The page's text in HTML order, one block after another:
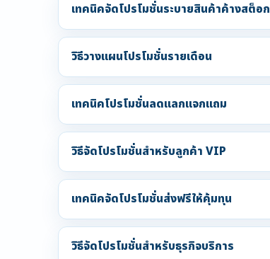
เทคนิคจัดโปรโมชั่นระบายสินค้าค้างสต็อก
วิธีวางแผนโปรโมชั่นรายเดือน
เทคนิคโปรโมชั่นลดแลกแจกแถม
วิธีจัดโปรโมชั่นสำหรับลูกค้า VIP
เทคนิคจัดโปรโมชั่นส่งฟรีให้คุ้มทุน
วิธีจัดโปรโมชั่นสำหรับธุรกิจบริการ